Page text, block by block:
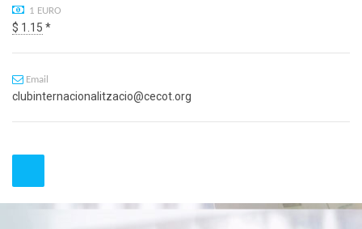
1 EURO
$ 1.15 *
Email
clubinternacionalitzacio@cecot.org